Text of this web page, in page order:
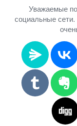
Уважаемые
социальные